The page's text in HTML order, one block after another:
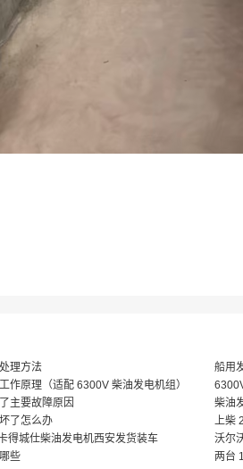
理方法
船用
作原理（适配 6300V 柴油发电机组）
主要故障原因
柴油
了怎么办
上柴
得城仕柴油发电机西安发货装车
沃尔
些 两台